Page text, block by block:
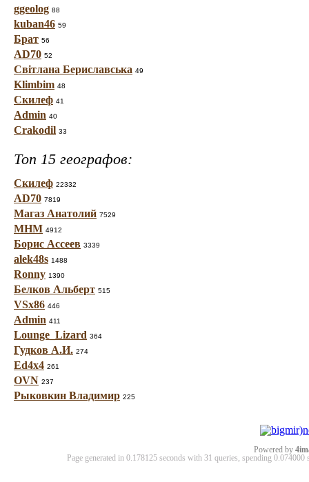
ggeolog 88
kuban46 59
Брат 56
AD70 52
Світлана Бериславська 49
Klimbim 48
Скилеф 41
Admin 40
Crakodil 33
Топ 15 географов:
Скилеф 22332
AD70 7819
Магаз Анатолий 7529
МНМ 4912
Борис Ассеев 3339
alek48s 1488
Ronny 1390
Белков Альберт 515
VSx86 446
Admin 411
Lounge_Lizard 364
Гудков А.И. 274
Ed4x4 261
OVN 237
Рыковкин Владимир 225
Powered by
Page generated in 0.178125 seconds with 31 queries, spending